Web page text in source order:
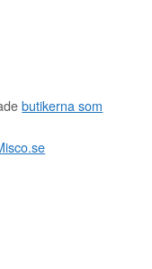
butikerna som